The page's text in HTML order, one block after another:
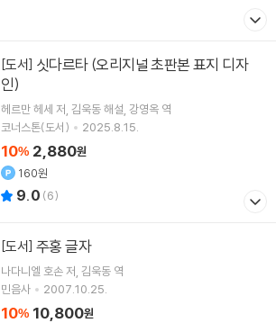
[도서]
인)
헤르만 헤세 저 김욱동해설 강영옥 역
코너스톤(도서)
2025.8.15.
10% 2,880원
160원
9.0 (6)
[도서] 주홍 글자
나다니엘 호손저 김욱동 역
민음사
2007.10.25.
10% 10,800원